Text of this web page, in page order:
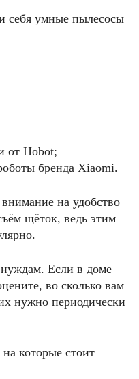
себя умные пылесосы
от Hobot;
бренда Xiaomi.
на удобство
щёток, ведь этим
Если в доме
во сколько вам
нужно периодически
которые стоит